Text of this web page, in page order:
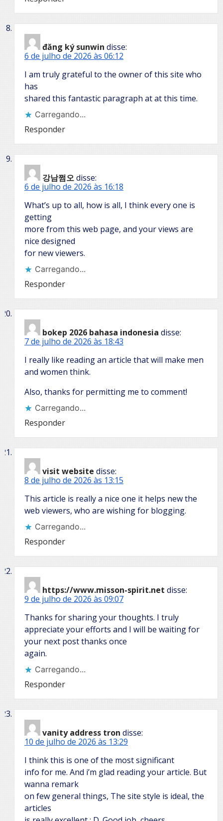
đăng ký sunwin disse:
6 de julho de 2026 às 06:12
I am truly grateful to the owner of this site who
has
shared this fantastic paragraph at at this time.
Carregando...
Responder
강남쩜오disse:
6 de julho de 2026 às 16:18
What’s up to all, how is all, I think every one is
getting
more from this web page, and your views are
nice designed
for new viewers.
Carregando...
Responder
bokep 2026 bahasa indonesia disse:
7 de julho de 2026 às 18:43
I really like reading an article that will make men
and women think.
Also, thanks for permitting me to comment!
Carregando...
Responder
visit website disse:
8 de julho de 2026 às 13:15
This article is really a nice one it helps new the
web viewers, who are wishing for blogging.
Carregando...
Responder
https://www.misson-spirit.net disse:
9 de julho de 2026 às 09:07
Thanks for sharing your thoughts. I truly
appreciate your efforts and I will be waiting for
your next post thanks once
again.
Carregando...
Responder
vanity address tron disse:
10 de julho de 2026 às 13:29
I think this is one of the most significant
info for me. And i’m glad reading your article. But
wanna remark
on few general things, The site style is ideal, the
articles